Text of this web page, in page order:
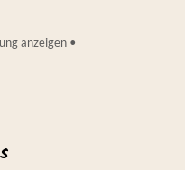
anzeigen •